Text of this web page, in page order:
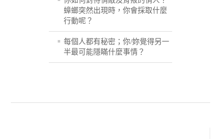
蟑螂突然出現時，你會採取什麼
行動呢？
每個人都有秘密；你/妳覺得另一
半最可能隱瞞什麼事情？